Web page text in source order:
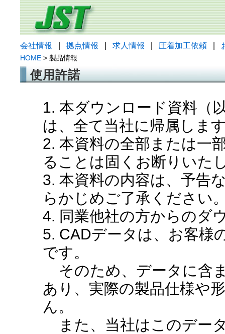
会社情報 拠点情報 求人情報 圧着加工依頼
HOME > 製品情報
使用許諾
1. 本ダウンロード資料（
は、全て当社に帰属しま
2. 本資料の全部または一
ることは固くお断りいた
3. 本資料の内容は、予告
らかじめご了承ください
4. 同業他社の方からのダ
5. CADデータは、お客様
です。
そのため、データに含
あり、実際の製品仕様や
ん。
また、当社はこのデー